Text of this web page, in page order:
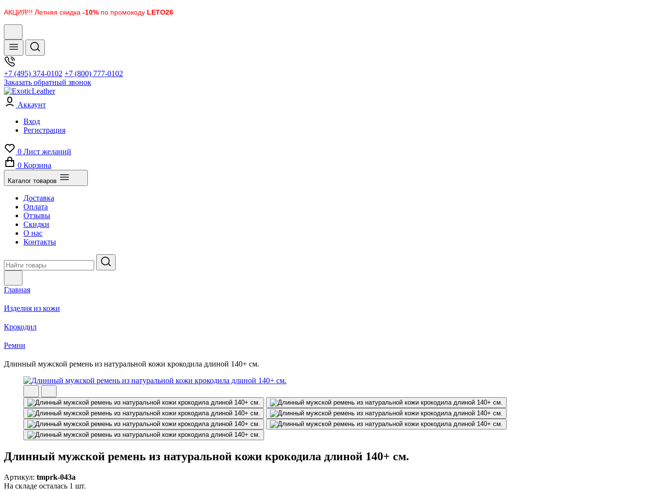
АКЦИЯ!!! Летняя скидка -10% по промокоду LETO26
+7 (495) 374-0102 +7 (800) 777-0102
Заказать обратный звонок
Аккаунт
Вход
Регистрация
0 Лист желаний
0 Корзина
Каталог товаров
Доставка
Оплата
Отзывы
Скидки
О нас
Контакты
Главная
Изделия из кожи
Крокодил
Ремни
Длинный мужской ремень из натуральной кожи крокодила длиной 140+ см.
Длинный мужской ремень из натуральной кожи крокодила длиной 140+ см.
Артикул: tmprk-043a
На складе осталась 1 шт.